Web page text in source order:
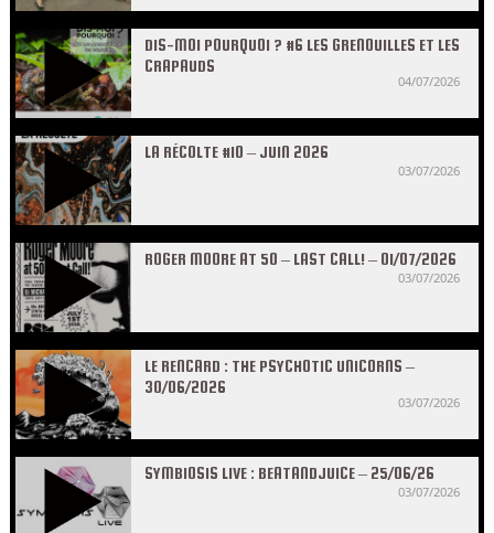
DIS-MOI POURQUOI ? #6 LES GRENOUILLES ET LES
CRAPAUDS
04/07/2026
LA RÉCOLTE #10 – JUIN 2026
03/07/2026
ROGER MOORE AT 50 – LAST CALL! – 01/07/2026
03/07/2026
LE RENCARD : THE PSYCHOTIC UNICORNS –
30/06/2026
03/07/2026
SYMBIOSIS LIVE : BEATANDJUICE – 25/06/26
03/07/2026